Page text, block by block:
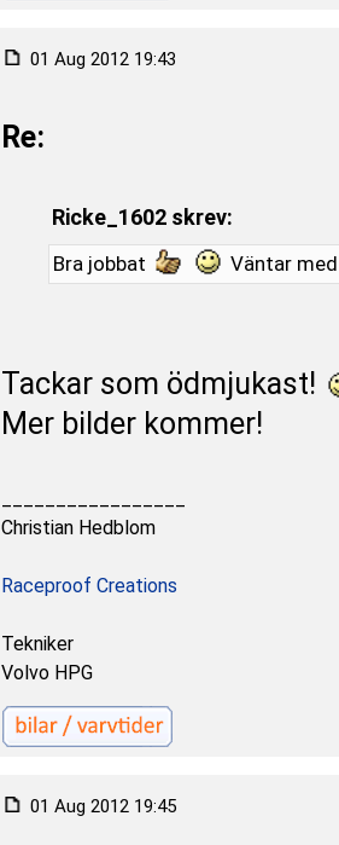
01 Aug 2012 19:43
Re:
Ricke_1602 skrev:
Bra jobbat Väntar
Tackar som ödmjukast!
Mer bilder kommer!
Christian Hedblom
Raceproof Creations
Tekniker
Volvo HPG
01 Aug 2012 19:45